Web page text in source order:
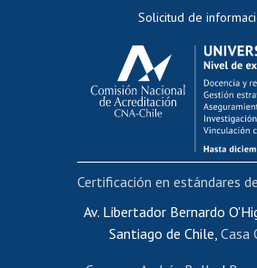
Evaluación docente
Calificación
Postulación al
Funcionarias/os
Cursos internos de
Bienestar del
Portal de movilidad
Certificado de renta
Certificado de renta
Solicitud de
Av. Libertador Bernardo
Santiago de Chile, Casa
Certificación en estándares